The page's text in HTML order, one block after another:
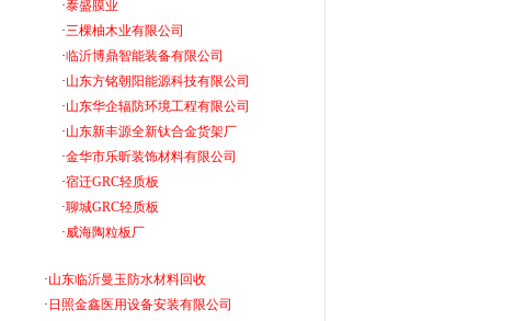
·泰盛膜业
·三棵柚木业有限公司
·临沂博鼎智能装备有限公司
·山东方铭朝阳能源科技有限公司
·山东华企辐防环境工程有限公司
·山东新丰源全新钛合金货架厂
·金华市乐昕装饰材料有限公司
·宿迁GRC轻质板
·聊城GRC轻质板
·威海陶粒板厂
·山东临沂曼玉防水材料回收
· 日照金鑫医用设备安装有限公司